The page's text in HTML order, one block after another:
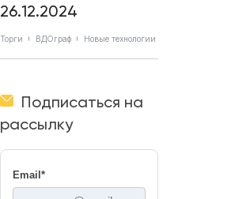
26.12.2024
Торги ВДОграф Новые технологии
Подписаться на
рассылку
Email *